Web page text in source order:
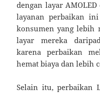
dengan layar
layanan perbaikan
konsumen yang lebih
layar mereka
karena perbaikan
hemat biaya dan lebih
Selain itu, perbaikan